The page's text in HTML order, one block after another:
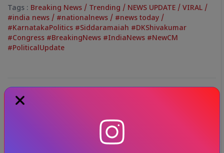
Tags : Breaking News / Trending / NEWS UPDATE / VIRAL /
#india news / #nationalnews / #news today /
#KarnatakaPolitics #Siddaramaiah #DKShivakumar
#Congress #BreakingNews #IndiaNews #NewCM
#PoliticalUpdate
संबंधित समाचार
गैंगवार,